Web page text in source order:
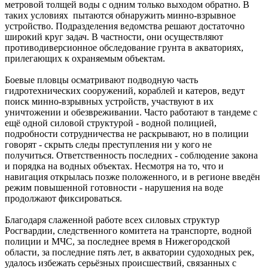
метровой толщей воды с одним только выходом обратно. В
таких условиях пытаются обнаружить минно-взрывное
устройство. Подразделения ведомства решают достаточно
широкий круг задач. В частности, они осуществляют
противодиверсионное обследование грунта в акваториях,
прилегающих к охраняемым объектам.
Боевые пловцы осматривают подводную часть
гидротехнических сооружений, кораблей и катеров, ведут
поиск минно-взрывных устройств, участвуют в их
уничтожении и обезвреживании. Часто работают в тандеме с
ещё одной силовой структурой - водной полицией,
подробности сотрудничества не раскрывают, но в полиции
говорят - скрыть следы преступления ни у кого не
получиться. Ответственность последних - соблюдение закона
и порядка на водных объектах. Несмотря на то, что и
навигация открылась позже положенного, и в регионе введён
режим повышенной готовности - нарушения на воде
продолжают фиксироваться.
Благодаря слаженной работе всех силовых структур
Росгвардии, следственного комитета на транспорте, водной
полиции и МЧС, за последнее время в Нижегородской
области, за последние пять лет, в акватории судоходных рек,
удалось избежать серьёзных происшествий, связанных с